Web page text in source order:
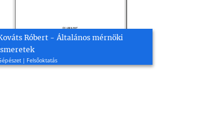
Róbert - Általános mérnöki
| Felsőoktatás